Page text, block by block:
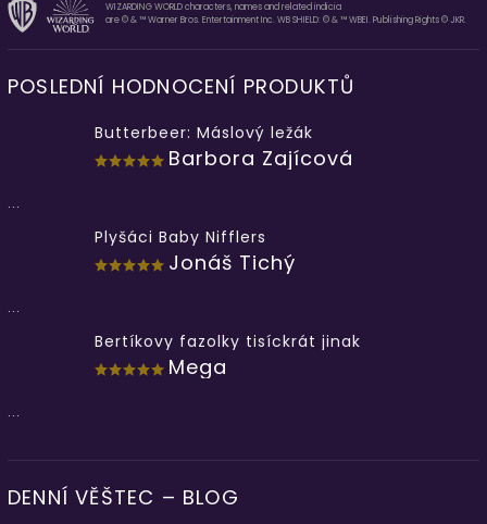
WIZARDING WORLD characters, names and related indicia
are © & ™ Warner Bros. Entertainment Inc. WB SHIELD: © & ™ WBEI. Publishing Rights © JKR.
POSLEDNÍ HODNOCENÍ PRODUKTŮ
Butterbeer: Máslový ležák
Barbora Zajícová
...
Plyšáci Baby Nifflers
Jonáš Tichý
...
Bertíkovy fazolky tisíckrát jinak
Mega
...
DENNÍ VĚŠTEC – BLOG